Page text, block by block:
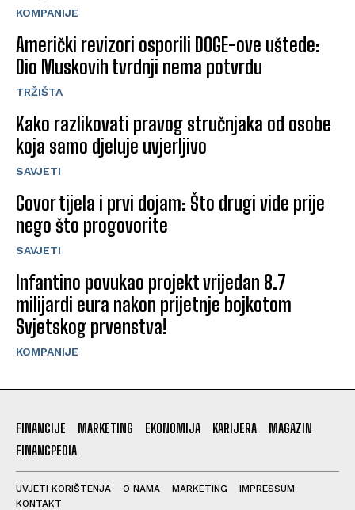
KOMPANIJE
Američki revizori osporili DOGE-ove uštede:
Dio Muskovih tvrdnji nema potvrdu
TRŽIŠTA
Kako razlikovati pravog stručnjaka od osobe
koja samo djeluje uvjerljivo
SAVJETI
Govor tijela i prvi dojam: Što drugi vide prije
nego što progovorite
SAVJETI
Infantino povukao projekt vrijedan 8.7
milijardi eura nakon prijetnje bojkotom
Svjetskog prvenstva!
KOMPANIJE
FINANCIJE MARKETING EKONOMIJA KARIJERA
MAGAZIN
FINANCPEDIA
UVJETI KORIŠTENJA O NAMA MARKETING
IMPRESSUM
KONTAKT